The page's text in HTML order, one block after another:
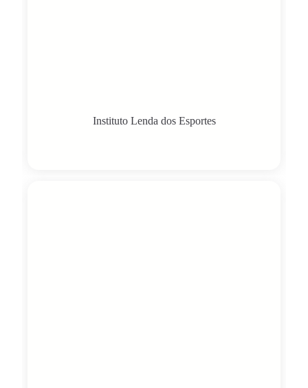
Instituto Lenda dos Esportes